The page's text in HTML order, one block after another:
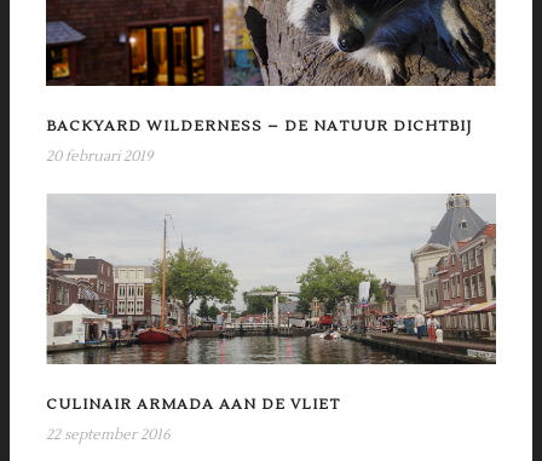
BACKYARD WILDERNESS – DE NATUUR DICHTBIJ
20 februari 2019
CULINAIR ARMADA AAN DE VLIET
22 september 2016